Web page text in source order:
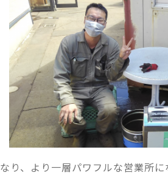
、より一層パワフルな営業所に